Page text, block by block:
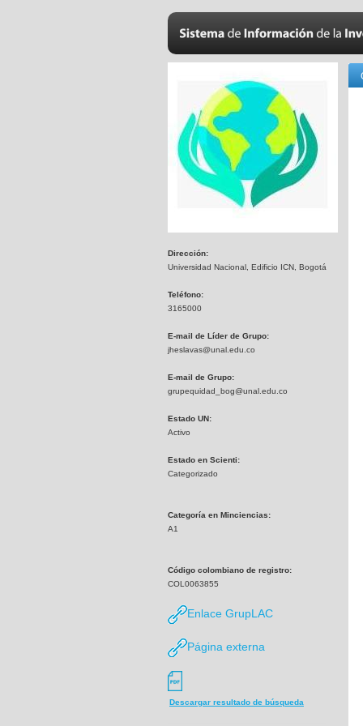
Dirección:
Universidad Nacional, Edificio ICN, Bogotá
Teléfono:
3165000
E-mail de Líder de Grupo:
jheslavas@unal.edu.co
E-mail de Grupo:
grupequidad_bog@unal.edu.co
Estado UN:
Activo
Estado en Scienti:
Categorizado
Categoría en Minciencias:
A1
Código colombiano de registro:
COL0063855
Enlace GrupLAC
Página externa
Descargar resultado de búsqueda